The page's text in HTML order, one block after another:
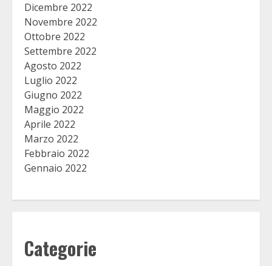
Dicembre 2022
Novembre 2022
Ottobre 2022
Settembre 2022
Agosto 2022
Luglio 2022
Giugno 2022
Maggio 2022
Aprile 2022
Marzo 2022
Febbraio 2022
Gennaio 2022
Categorie